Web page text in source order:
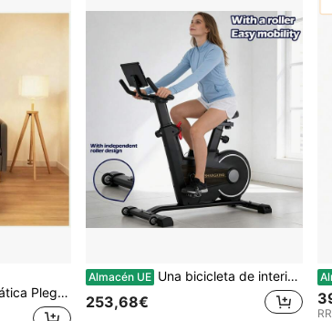
y Tecnología en Casa de Cecotec
Almacén UE Una bicicleta de interior con asiento ajustable, un dispositivo de fitness silencioso para el hogar con accesorio para tableta, trípode tipo I estable y cómoda función móvil, sin batería, sin pantalla.
253,68€